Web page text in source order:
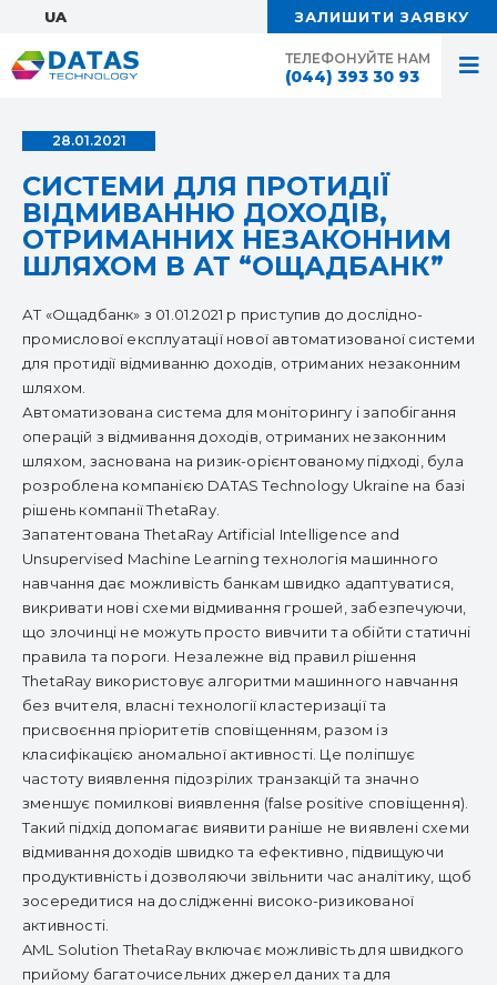
ТЕЛЕФОНУЙТЕ НАМ
(044) 393 30 93
UA: ЗАЛИШИТИ ЗАЯВКУ
28.01.2021
СИСТЕМИ ДЛЯ ПРОТИДІЇ
ВІДМИВАННЮ ДОХОДІВ,
ОТРИМАННИХ НЕЗАКОННИМ
ШЛЯХОМ В АТ “ОЩАДБАНК”
АТ «Ощадбанк» з 01.01.2021 р приступив до дослідно-
промислової експлуатації нової автоматизованої системи
для протидії відмиванню доходів, отриманих незаконним
шляхом.
Автоматизована система для моніторингу і запобігання
операцій з відмивання доходів, отриманих незаконним
шляхом, заснована на ризик-орієнтованому підході, була
розроблена компанією DATAS Technology Ukraine на базі
рішень компанії ThetaRay.
Запатентована ThetaRay Artificial Intelligence and
Unsupervised Machine Learning технологія машинного
навчання дає можливість банкам швидко адаптуватися,
викривати нові схеми відмивання грошей, забезпечуючи,
що злочинці не можуть просто вивчити та обійти статичні
правила та пороги. Незалежне від правил рішення
ThetaRay використовує алгоритми машинного навчання
без вчителя, власні технології кластеризації та
присвоєння пріоритетів сповіщенням, разом із
класифікацією аномальної активності. Це поліпшує
частоту виявлення підозрілих транзакцій та значно
зменшує помилкові виявлення (false positive сповіщення).
Такий підхід допомагає виявити раніше не виявлені схеми
відмивання доходів швидко та ефективно, підвищуючи
продуктивність і дозволяючи звільнити час аналітику, щоб
зосередитися на дослідженні високо-ризикованої
активності.
AML Solution ThetaRay включає можливість для швидкого
прийому багаточисельних джерел даних та для